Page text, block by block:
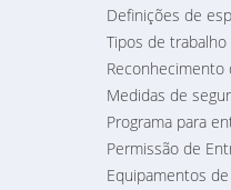
Definições de
Tipos de
Medidas de
Programa para
Permissão de
Equipamentos